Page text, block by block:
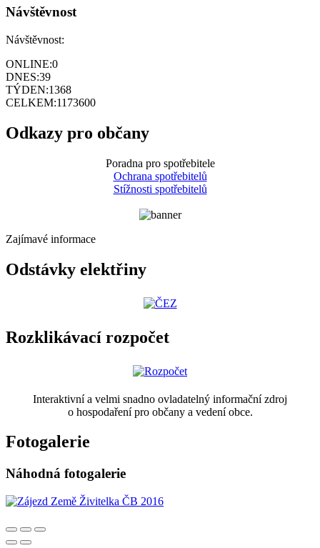
Návštěvnost
Návštěvnost:
ONLINE:0
DNES:39
TÝDEN:1368
CELKEM:1173600
Odkazy pro občany
Poradna pro spotřebitele
Ochrana spotřebitelů
Stížnosti spotřebitelů
Zajímavé informace
Odstávky elektřiny
Rozklikávací rozpočet
Interaktivní a velmi snadno ovladatelný informační zdroj
o hospodaření pro občany a vedení obce.
Fotogalerie
Náhodná fotogalerie